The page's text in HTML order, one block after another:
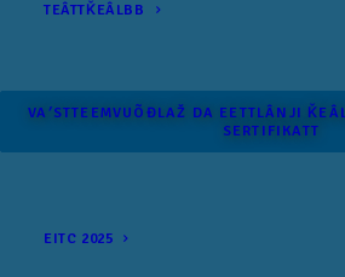
TEÂTTǨEÂLBB
VAʹSTTEEMVUÕĐLAŽ DA EETTLÂNJI
SERTIFIKATT
EITC 2025